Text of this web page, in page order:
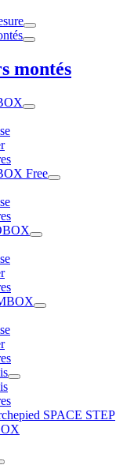
montés
Free
SPACE STEP